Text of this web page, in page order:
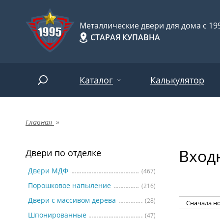
Металлические двери для дома с
СТАРАЯ КУПАВНА
Каталог
Двери по отделке
Двери по назначению
Двери по особенностям
Калькулятор
Главная »
Двери по отделке
Двери МДФ (467)
Порошковое напыление (216)
Двери с массивом дерева (28)
Шпонированные (47)